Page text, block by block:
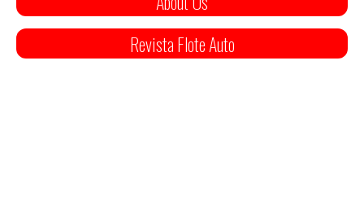
Revista Flote Auto